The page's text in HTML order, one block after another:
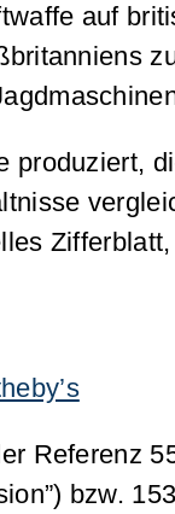
auf
produziert,
Referenz
bzw.